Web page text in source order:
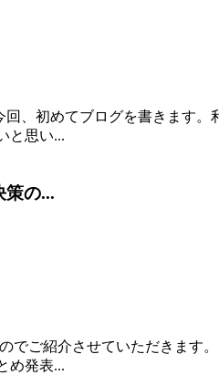
、初めてブログを書きます
と思い...
策の...
でご紹介させていただきま
め発表...